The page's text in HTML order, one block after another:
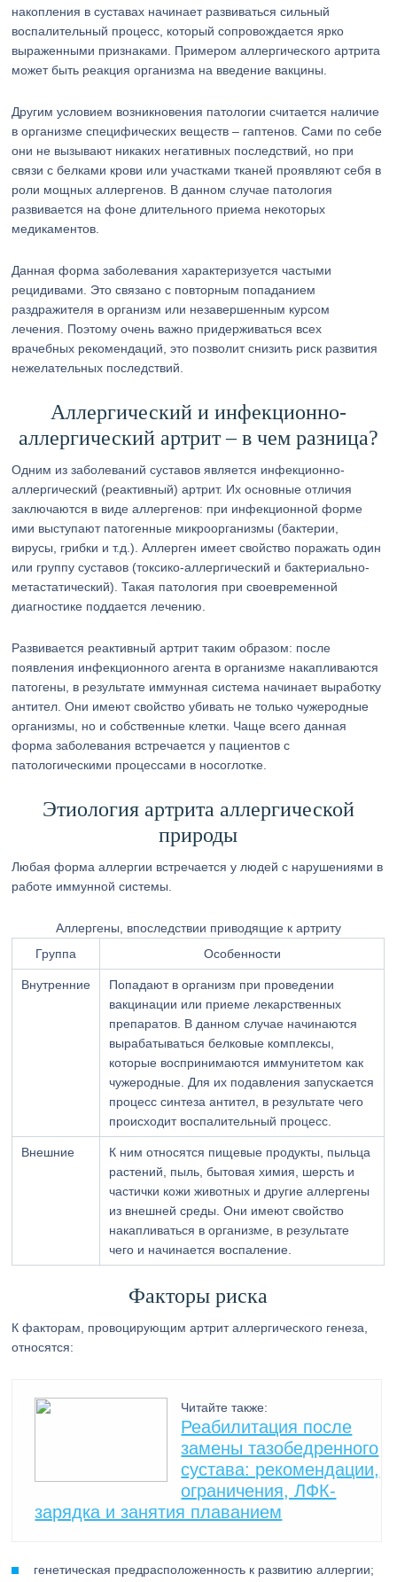
накопления в суставах начинает развиваться сильный
воспалительный процесс, который сопровождается ярко
выраженными признаками. Примером аллергического артрита
может быть реакция организма на введение вакцины.
Другим условием возникновения патологии считается наличие
в организме специфических веществ – гаптенов. Сами по себе
они не вызывают никаких негативных последствий, но при
связи с белками крови или участками тканей проявляют себя в
роли мощных аллергенов. В данном случае патология
развивается на фоне длительного приема некоторых
медикаментов.
Данная форма заболевания характеризуется частыми
рецидивами. Это связано с повторным попаданием
раздражителя в организм или незавершенным курсом
лечения. Поэтому очень важно придерживаться всех
врачебных рекомендаций, это позволит снизить риск развития
нежелательных последствий.
Аллергический и инфекционно-
аллергический артрит – в чем разница?
Одним из заболеваний суставов является инфекционно-
аллергический (реактивный) артрит. Их основные отличия
заключаются в виде аллергенов: при инфекционной форме
ими выступают патогенные микроорганизмы (бактерии,
вирусы, грибки и т.д.). Аллерген имеет свойство поражать один
или группу суставов (токсико-аллергический и бактериально-
метастатический). Такая патология при своевременной
диагностике поддается лечению.
Развивается реактивный артрит таким образом: после
появления инфекционного агента в организме накапливаются
патогены, в результате иммунная система начинает выработку
антител. Они имеют свойство убивать не только чужеродные
организмы, но и собственные клетки. Чаще всего данная
форма заболевания встречается у пациентов с
патологическими процессами в носоглотке.
Этиология артрита аллергической
природы
Любая форма аллергии встречается у людей с нарушениями в
работе иммунной системы.
Аллергены, впоследствии приводящие к артриту
Группа
Особенности
Внутренние
Попадают в организм при проведении
вакцинации или приеме лекарственных
препаратов. В данном случае начинаются
вырабатываться белковые комплексы,
которые воспринимаются иммунитетом как
чужеродные. Для их подавления запускается
процесс синтеза антител, в результате чего
происходит воспалительный процесс.
Внешние
К ним относятся пищевые продукты, пыльца
растений, пыль, бытовая химия, шерсть и
частички кожи животных и другие аллергены
из внешней среды. Они имеют свойство
накапливаться в организме, в результате
чего и начинается воспаление.
Факторы риска
К факторам, провоцирующим артрит аллергического генеза,
относятся:
Читайте также:
Реабилитация после
замены тазобедренного
сустава: рекомендации,
ограничения, ЛФК-
зарядка и занятия плаванием
генетическая предрасположенность к развитию аллергии;